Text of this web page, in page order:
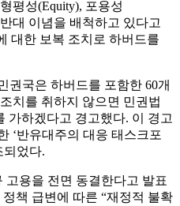
평성(Equity), 포용성
대 이념을 배척하고 있다고
대한 보복 조치로 하버드를
권국은 하버드를 포함한 60개
치를 취하지 않으면 민권법
가하겠다고 경고했다. 이 경고
‘반유대주의 대응 태스크포
되었다.
고용을 전면 동결한다고 발표
책 급변에 따른 “재정적 불확